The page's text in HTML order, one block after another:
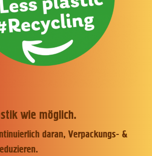
wie möglich.
daran, Verpackungs- &